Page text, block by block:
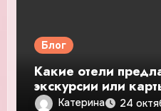
Блог
Какие отели
экскурсии или
подробное
Катерина 24